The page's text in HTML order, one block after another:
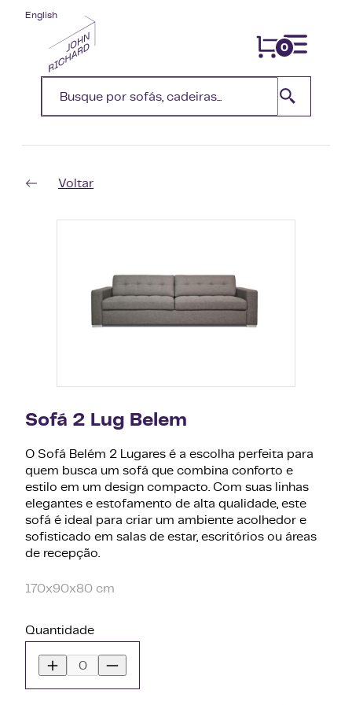
0
English
Voltar
Sofá 2 Lug Belem
O Sofá Belém 2 Lugares é a escolha perfeita para
quem busca um sofá que combina conforto e
estilo em um design compacto. Com suas linhas
elegantes e estofamento de alta qualidade, este
sofá é ideal para criar um ambiente acolhedor e
sofisticado em salas de estar, escritórios ou áreas
de recepção.
170x90x80 cm
Quantidade